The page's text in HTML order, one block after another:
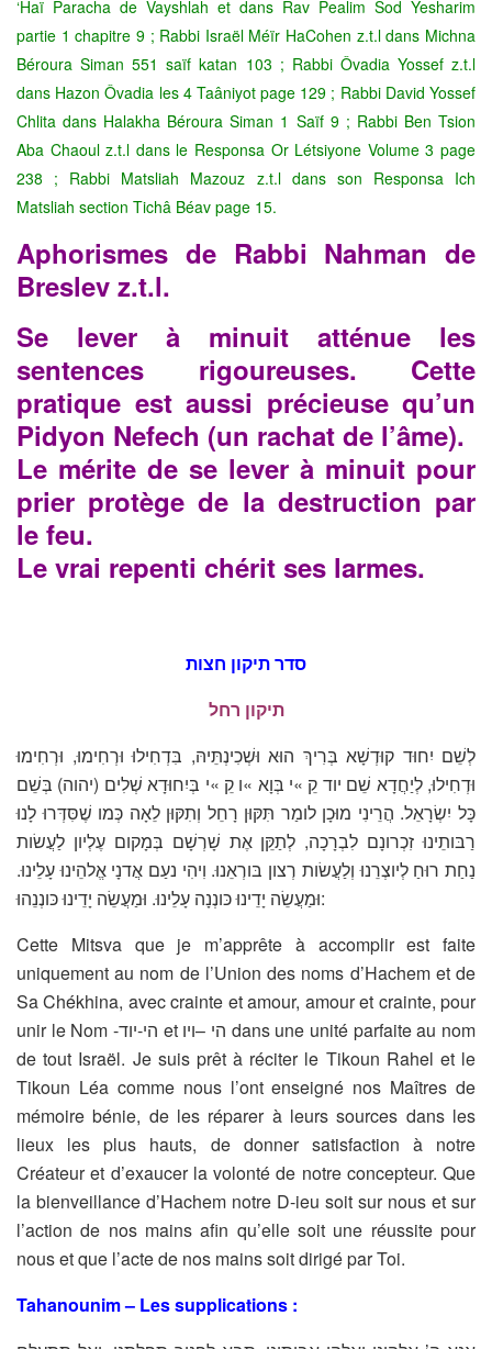
‘Haï Paracha de Vayshlah et dans Rav Pealim Sod Yesharim
partie 1 chapitre 9 ; Rabbi Israël Méïr HaCohen z.t.l dans Michna
Béroura Siman 551 saïf katan 103 ; Rabbi Ôvadia Yossef z.t.l
dans Hazon Ôvadia les 4 Taâniyot page 129 ; Rabbi David Yossef
Chlita dans Halakha Béroura Siman 1 Saïf 9 ; Rabbi Ben Tsion
Aba Chaoul z.t.l dans le Responsa Or Létsiyone Volume 3 page
238 ; Rabbi Matsliah Mazouz z.t.l dans son Responsa Ich
Matsliah section Tichâ Béav page 15.
Aphorismes de Rabbi Nahman de
Breslev z.t.l.
Se lever à minuit atténue les
sentences rigoureuses. Cette
pratique est aussi précieuse qu’un
Pidyon Nefech (un rachat de l’âme).
Le mérite de se lever à minuit pour
prier protège de la destruction par
le feu.
Le vrai repenti chérit ses larmes.
סדר תיקון חצות
תיקון רחל
לְשֵׁם יִחוּד קוּדְשָׁא בְּרִיךְ הוּא וּשְׁכִינְתֵּיהּ, בִּדְחִילוּ וּרְחִימוּ, וּרְחִימוּ
וּדְחִילוּ, לְיַחֲדָא שֵׁם יוד קֵ »י בְּוָא »ו קֵ »י בְּיִחוּדָא שְׁלִים (יהוה) בְּשֵׁם
כָּל יִשְׂרָאֵל. הֲרֵינִי מוּכָן לומַר תִּקּוּן רָחֵל וְתִקּוּן לֵאָה כְּמו שֶׁסִּדְּרוּ לָנוּ
רַבּותֵינוּ זִכְרונָם לִבְרָכָה, לְתַקֵּן אֶת שָׁרְשָׁם בְּמָקום עֶלְיון לַעֲשׂות
נַחַת רוּחַ לְיוצְרֵנוּ וְלַעֲשׂות רְצון בּורְאֵנוּ. וִיהִי נעַם אֲדנָי אֱלהֵינוּ עָלֵינוּ.
וּמַעֲשֵׂה יָדֵינוּ כּונְנָה עָלֵינוּ. וּמַעֲשֵׂה יָדֵינוּ כּונְנֵהוּ:
Cette Mitsva que je m’apprête à accomplir est faite
uniquement au nom de l’Union des noms d’Hachem et de
Sa Chékhina, avec crainte et amour, amour et crainte, pour
unir le Nom -הי-יוד et הי –ויו dans une unité parfaite au nom
de tout Israël. Je suis prêt à réciter le Tikoun Rahel et le
Tikoun Léa comme nous l’ont enseigné nos Maîtres de
mémoire bénie, de les réparer à leurs sources dans les
lieux les plus hauts, de donner satisfaction à notre
Créateur et d’exaucer la volonté de notre concepteur. Que
la bienveillance d’Hachem notre D-ieu soit sur nous et sur
l’action de nos mains afin qu’elle soit une réussite pour
nous et que l’acte de nos mains soit dirigé par Toi.
Tahanounim – Les supplications :